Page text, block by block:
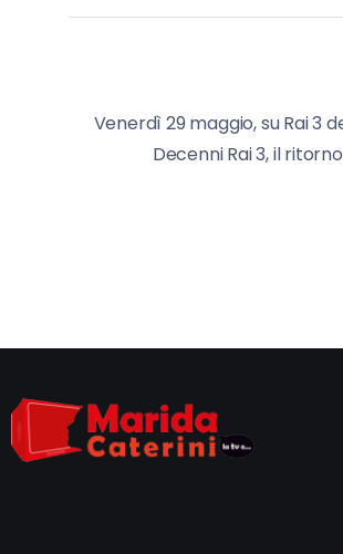
Venerdì 29 maggio, su Rai 3
Decenni Rai 3, il